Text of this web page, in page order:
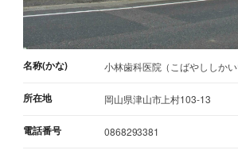
名称(かな) 小林歯科医院（こばやししかい
所在地 岡山県津山市上村103-13
電話番号 0868293381